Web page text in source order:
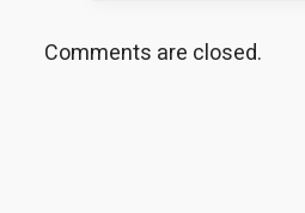
Comments are closed.